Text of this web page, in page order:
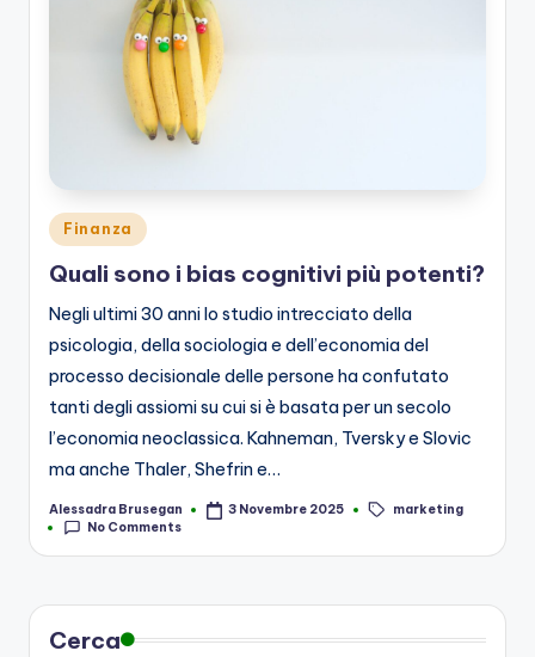
Posted
Finanza
Quali sono i bias cognitivi più potenti?
Negli ultimi 30 anni lo studio intrecciato della
psicologia, della sociologia e dell’economia del
processo decisionale delle persone ha confutato
tanti degli assiomi su cui si è basata per un secolo
l’economia neoclassica. Kahneman, Tversky e Slovic
ma anche Thaler, Shefrin e…
Posted
by
Alessadra Brusegan 3 Novembre 2025
Tags:
marketing
No Comments
Cerca